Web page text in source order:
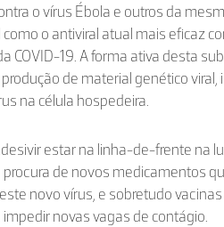
o vírus Ébola e outros da
o antiviral atual mais eficaz
COVID-19. A forma ativa desta
de material genético
na célula hospedeira.
estar na linha-de-frente na
de novos medicamentos
novo vírus, e sobretudo
novas vagas de contágio.